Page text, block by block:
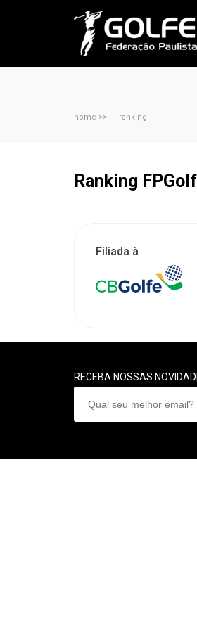
home >> ranking
Ranking
Filiada à
RECEBA NOSSAS